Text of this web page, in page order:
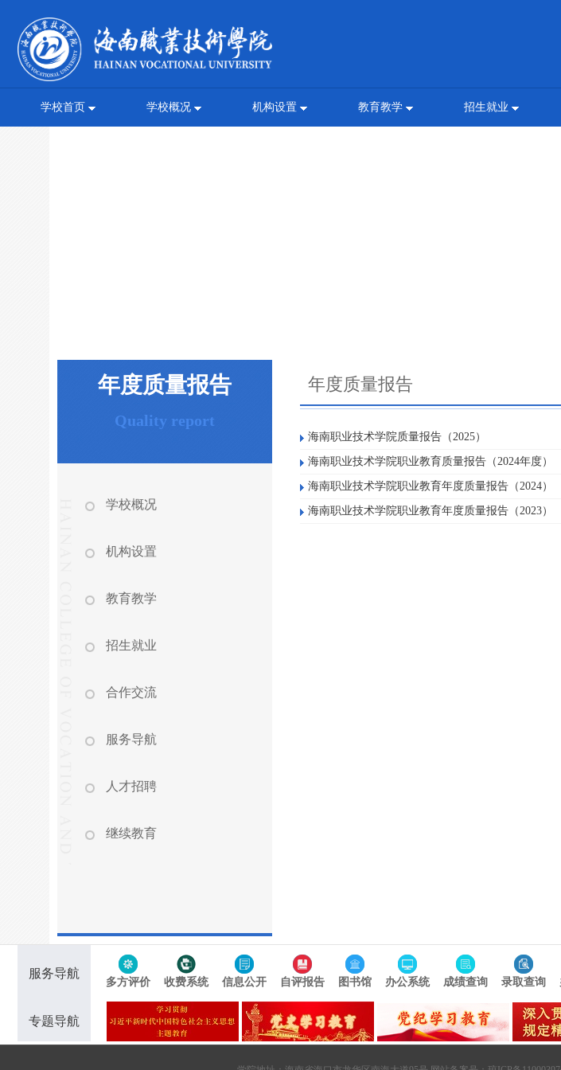
学校首页 学校概况 机构设置 教育教学 招生就业
​年度质量报告
Quality report
学校概况
机构设置
教育教学
招生就业
合作交流
服务导航
人才招聘
继续教育
年度质量报告
海南职业技术学院质量报告（2025）
海南职业技术学院职业教育质量报告（2024年度）
海南职业技术学院职业教育年度质量报告（2024）
海南职业技术学院职业教育年度质量报告（2023）
服务导航
多方评价 收费系统 信息公开 自评报告 图书馆 办公系统 成绩查询 录取查询
专题导航